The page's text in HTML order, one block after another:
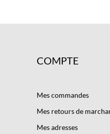
COMPTE
Mes commandes
Mes retours de
Mes adresses